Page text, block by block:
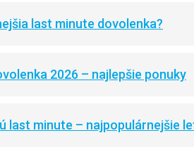
last minute dovolenka?
2026 – najlepšie ponuky
last minute – najpopulárnejšie